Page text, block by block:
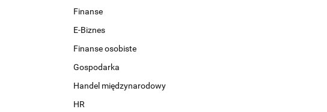
Finanse
E-Biznes
Finanse osobiste
Gospodarka
Handel międzynarodowy
HR